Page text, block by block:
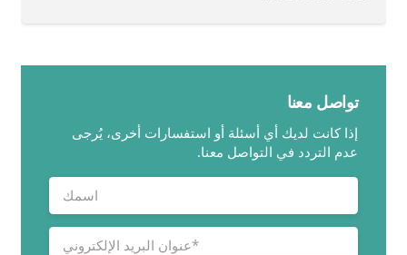
تواصل معنا
إذا كانت لديك أي أسئلة أو استفسارات أخرى، يُرجى
عدم التردد في التواصل معنا.